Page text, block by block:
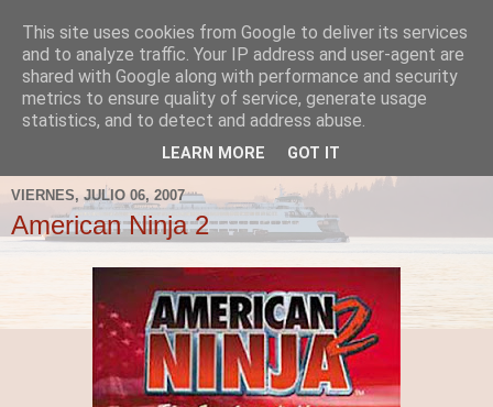
Fergus el Destructor
Blog sobre lo que le apetece escribir a Fergus, en el caso
de que le apetezca escribir.
VIERNES, JULIO 06, 2007
American Ninja 2
This site uses cookies from Google to deliver its services
and to analyze traffic. Your IP address and user-agent are
shared with Google along with performance and security
metrics to ensure quality of service, generate usage
statistics, and to detect and address abuse.
LEARN MORE GOT IT